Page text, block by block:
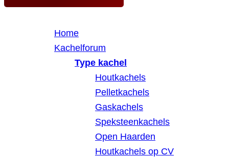
Home
Kachelforum
Type kachel
Houtkachels
Pelletkachels
Gaskachels
Speksteenkachels
Open Haarden
Houtkachels op CV